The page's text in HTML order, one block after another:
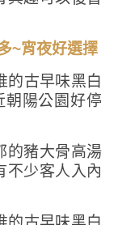
~宵夜好選擇
的豬大骨高湯
不少客人入內